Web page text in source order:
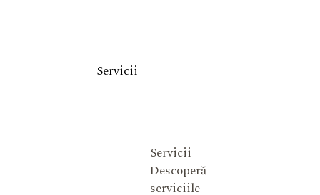
Servicii
Servicii
Descoperă
serviciile